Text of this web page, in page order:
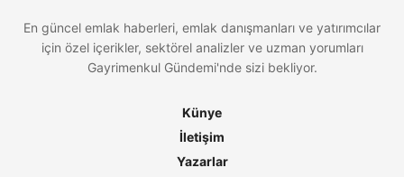
En güncel emlak haberleri, emlak danışmanları ve yatırımcılar
için özel içerikler, sektörel analizler ve uzman yorumları
Gayrimenkul Gündemi'nde sizi bekliyor.
Künye
İletişim
Yazarlar